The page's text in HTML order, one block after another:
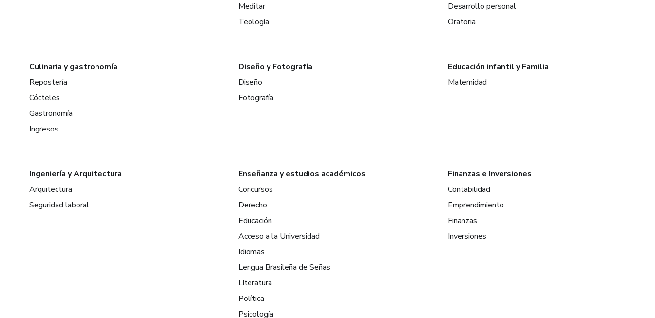
Meditar
Teología
Desarrollo personal
Oratoria
Culinaria y gastronomía
Repostería
Cócteles
Gastronomía
Ingresos
Diseño y Fotografía
Diseño
Fotografía
Educación infantil y Familia
Maternidad
Ingeniería y Arquitectura
Arquitectura
Seguridad laboral
Enseñanza y estudios académicos
Concursos
Derecho
Educación
Acceso a la Universidad
Idiomas
Lengua Brasileña de Señas
Literatura
Política
Psicología
Finanzas e Inversiones
Contabilidad
Emprendimiento
Finanzas
Inversiones